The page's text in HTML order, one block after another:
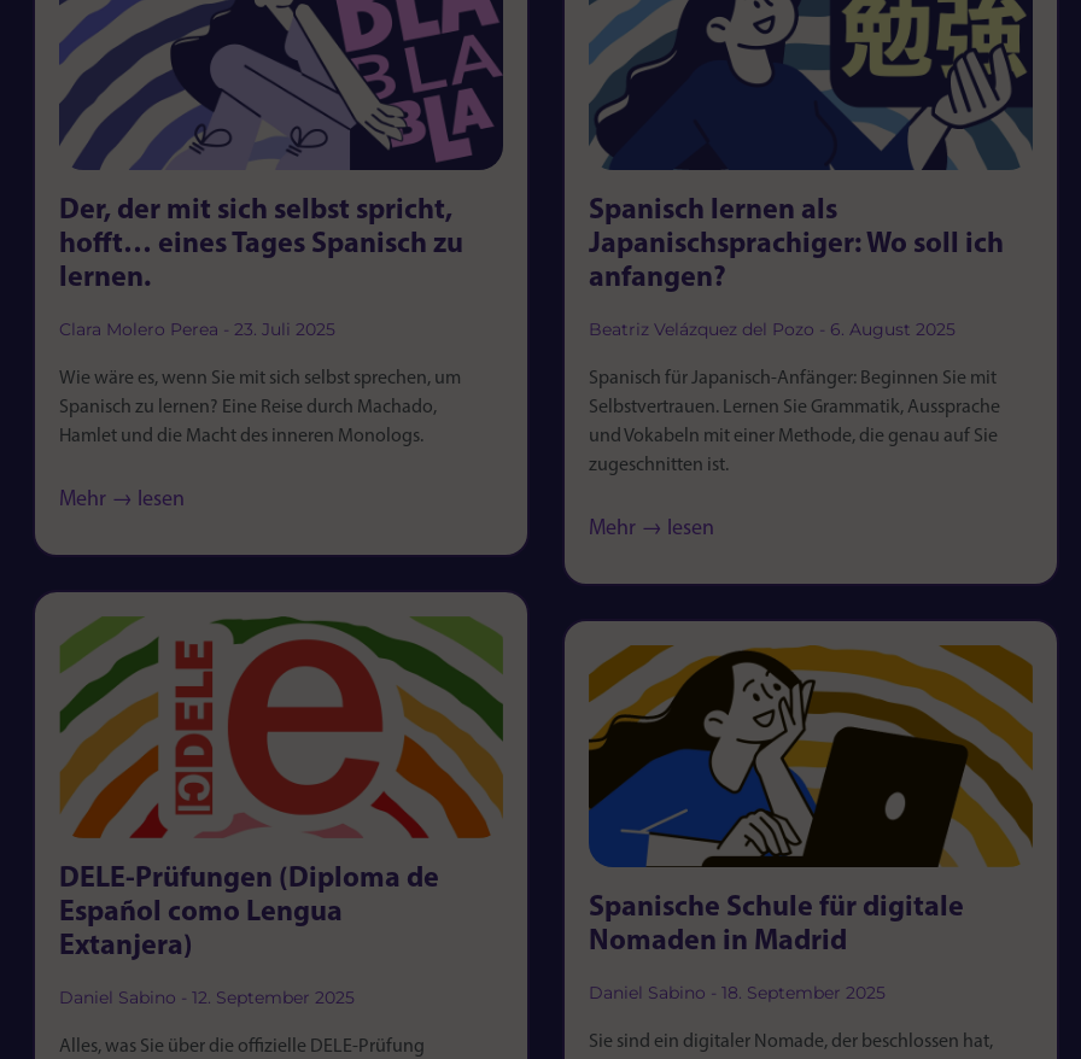
Der, der mit sich selbst spricht,
hofft… eines Tages Spanisch zu
lernen.
Clara Molero Perea 23. Juli 2025
Wie wäre es, wenn Sie mit sich selbst sprechen, um
Spanisch zu lernen? Eine Reise durch Machado,
Hamlet und die Macht des inneren Monologs.
Mehr → lesen
Spanisch lernen als
Japanischsprachiger: Wo soll ich
anfangen?
Beatriz Velázquez del Pozo 6. August 2025
Spanisch für Japanisch-Anfänger: Beginnen Sie mit
Selbstvertrauen. Lernen Sie Grammatik, Aussprache
und Vokabeln mit einer Methode, die genau auf Sie
zugeschnitten ist.
Mehr → lesen
DELE-Prüfungen (Diploma de
Español como Lengua
Extanjera)
Daniel Sabino 12. September 2025
Alles, was Sie über die offizielle DELE-Prüfung
Spanische Schule für digitale
Nomaden in Madrid
Daniel Sabino 18. September 2025
Sie sind ein digitaler Nomade, der beschlossen hat,